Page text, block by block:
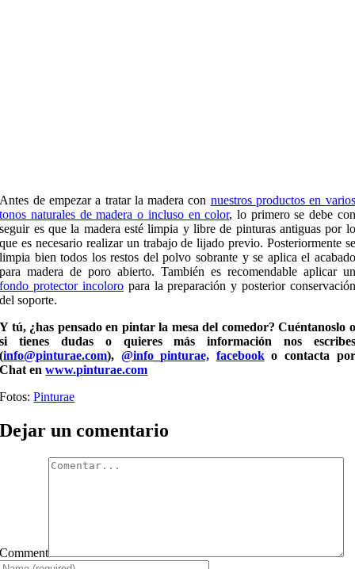
Antes de empezar a tratar la madera con nuestros productos en varios
tonos naturales de madera o incluso en color, lo primero se debe con
seguir es que la madera esté limpia y libre de pinturas antiguas por lo
que es necesario realizar un trabajo de lijado previo. Posteriormente se
limpia bien todos los restos del polvo sobrante y se aplica el acabado
para madera de poro abierto. También es recomendable aplicar un
fondo protector incoloropara la preparación y posterior conservación
del soporte.
Y tú, ¿has pensado en pintar la mesa del comedor? Cuéntanoslo o
si tienes dudas o quieres más información nos escribes
(info@pinturae.com),@info_pinturae, facebooko contacta por
Chat enwww.pinturae.com
Fotos:Pinturae
Dejar un comentario
Comment